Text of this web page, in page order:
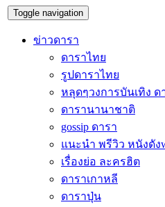
Toggle navigation
ข่าวดารา
ดาราไทย
รูปดาราไทย
หลุดๆวงการบันเทิง ด
ดารานานาชาติ
gossip ดารา
แนะนำ พรีวิว หนังดัง
เรื่องย่อ ละครฮิต
ดาราเกาหลี
ดาราปุ่น